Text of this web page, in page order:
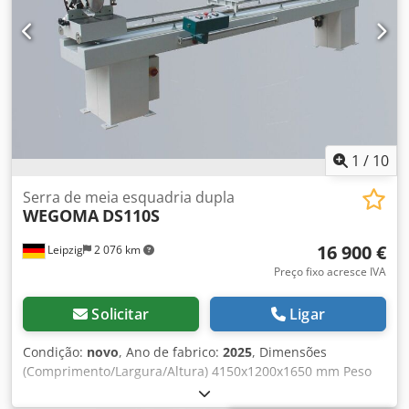
800 kg
1 / 10
Leipzig 2 076 km
Serra de meia esquadria dupla
WEGOMA DS110S
16 900 €
Preço fixo acresce IVA
Solicitar Ligar
Condição: novo, Ano de fabrico: 2025, Dimensões
(Comprimento/Largura/Altura) 4150x1200x1650 mm Peso
450 kg Potência total requerida 1,5 kW Serra de dupla